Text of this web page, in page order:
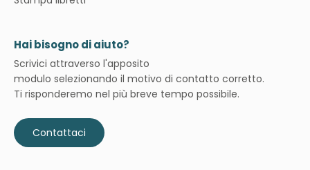
Hai bisogno di aiuto?
Scrivici attraverso l'apposito
modulo selezionando il motivo di contatto corretto.
Ti risponderemo nel più breve tempo possibile.
Contattaci